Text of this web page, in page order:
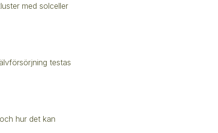
med solceller
testas
hur det kan